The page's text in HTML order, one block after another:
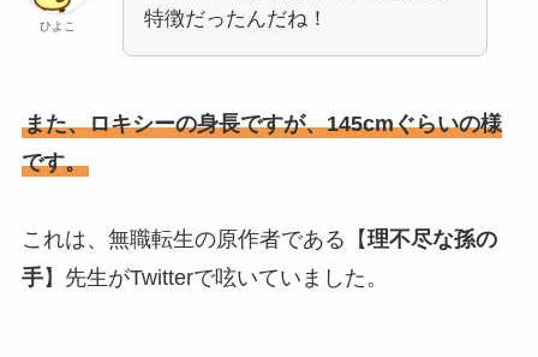
ひよこ
特徴だったんだね！
また、ロキシーの身長ですが、145cmぐらいの様
です。
これは、無職転生の原作者である【理不尽な孫の
手】先生がTwitterで呟いていました。